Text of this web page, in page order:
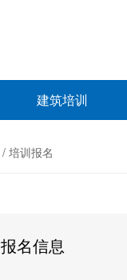
建筑培训
/ 培训报名
报名信息